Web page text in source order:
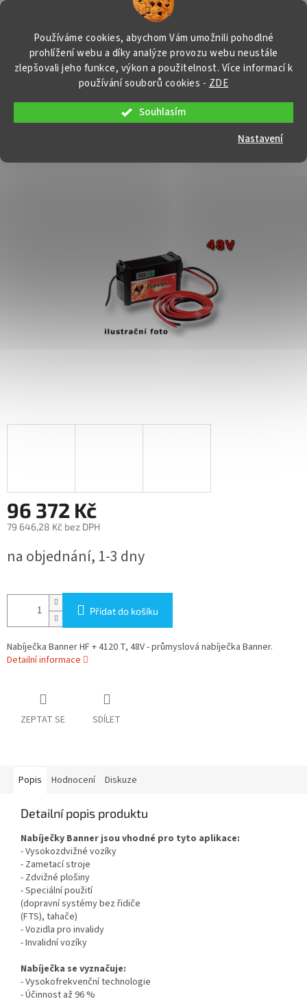
Používáme cookies, abychom Vám umožnili pohodlné
prohlížení webu a díky analýze provozu webu neustále
zlepšovali jeho funkce, výkon a použitelnost. Více informací k
používání souborů cookies - ZDE
Souhlasím
Nastavení
Přejít
KOŠÍK
Nabíječka Banner HF + 4120 T, 48V
96 372 Kč
79 646,28 Kč bez DPH
cena:
na objednání, 1-3 dny
Přidat do košíku
Nabíječka Banner HF + 4120 T, 48V - průmyslová nabíječka Banner.
Detailní informace
ZEPTAT SE SDÍLET
Popis Hodnocení Diskuze
Detailní popis produktu
Nabíječky Banner jsou vhodné pro tyto aplikace:
- Vysokozdvižné vozíky
- Zametací stroje
- Zdvižné plošiny
- Speciální použití
(dopravní systémy bez řidiče
(FTS), tahače)
- Vozidla pro invalidy
- Invalidní vozíky
Nabíječka se vyznačuje:
- Vysokofrekvenční technologie
- Účinnost až 96 %